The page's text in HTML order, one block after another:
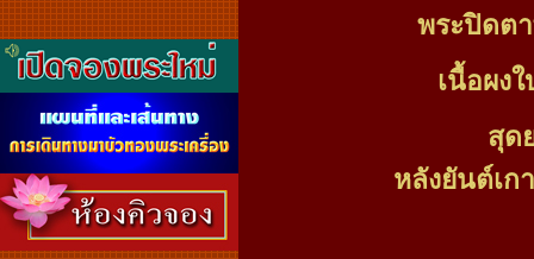
พระปิดต
เนื้อผง
สุด
หลังยันต์เ